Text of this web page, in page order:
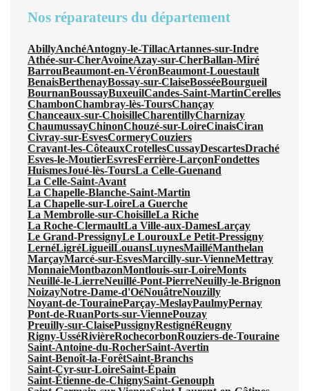
Nos réparateurs du département
AbillyAnchéAntogny-le-TillacArtannes-sur-Indre
Athée-sur-CherAvoineAzay-sur-CherBallan-Miré
BarrouBeaumont-en-VéronBeaumont-Louestault
BenaisBerthenayBossay-sur-ClaiseBosséeBourgueil
BournanBoussayBuxeuilCandes-Saint-MartinCerelles
ChambonChambray-lès-ToursChançay
Chanceaux-sur-ChoisilleCharentillyCharnizay
ChaumussayChinonChouzé-sur-LoireCinaisCiran
Civray-sur-EsvesCormeryCouziers
Cravant-les-CôteauxCrotellesCussayDescartesDraché
Esves-le-MoutierEsvresFerrière-LarçonFondettes
HuismesJoué-lès-ToursLa Celle-Guenand
La Celle-Saint-Avant
La Chapelle-Blanche-Saint-Martin
La Chapelle-sur-LoireLa Guerche
La Membrolle-sur-ChoisilleLa Riche
La Roche-ClermaultLa Ville-aux-DamesLarçay
Le Grand-PressignyLe LourouxLe Petit-Pressigny
LernéLigréLigueilLouansLuynesMailléManthelan
MarçayMarcé-sur-EsvesMarcilly-sur-VienneMettray
MonnaieMontbazonMontlouis-sur-LoireMonts
Neuillé-le-LierreNeuillé-Pont-PierreNeuilly-le-Brignon
NoizayNotre-Dame-d'OéNouâtreNouzilly
Noyant-de-TouraineParçay-MeslayPaulmyPernay
Pont-de-RuanPorts-sur-ViennePouzay
Preuilly-sur-ClaisePussignyRestignéReugny
Rigny-UsséRivièreRochecorbonRouziers-de-Touraine
Saint-Antoine-du-RocherSaint-Avertin
Saint-Benoît-la-ForêtSaint-Branchs
Saint-Cyr-sur-LoireSaint-Épain
Saint-Étienne-de-ChignySaint-Genouph